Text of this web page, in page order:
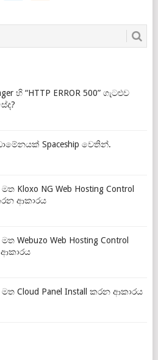
හි “HTTP ERROR 500” ගැටළුව
Spaceship වෙතින්.
Kloxo NG Web Hosting Control
ආකාරය
Webuzo Web Hosting Control
ආකාරය
මත Cloud Panel Install කරන ආකාරය